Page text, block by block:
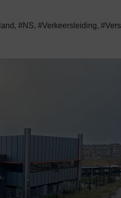
, #NS, #Verkeersleiding,